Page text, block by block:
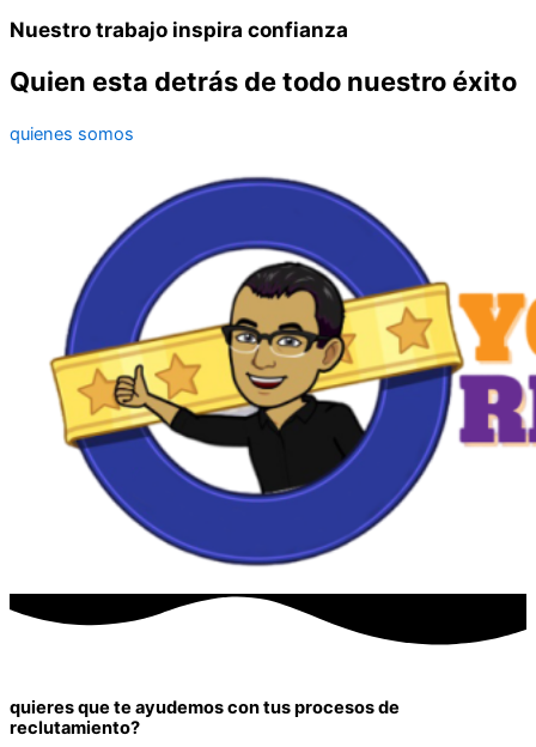
Nuestro trabajo inspira confianza
Quien esta detrás de todo nuestro éxito
quienes somos
quieres que te ayudemos con tus procesos de
reclutamiento?